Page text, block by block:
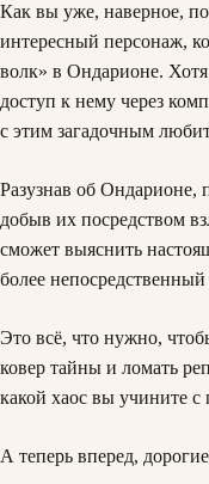
Как вы уже, наверное,
интересный персонаж,
волк» в Ондарионе.
доступ к нему через
с этим загадочным
Разузнав об Ондарионе,
добыв их посредством
сможет выяснить
более
Это всё, что нужно,
ковер тайны и ломать
какой хаос вы учините
А теперь вперед,